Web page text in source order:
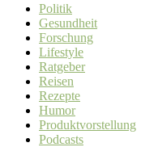
Politik
Gesundheit
Forschung
Lifestyle
Ratgeber
Reisen
Rezepte
Humor
Produktvorstellung
Podcasts